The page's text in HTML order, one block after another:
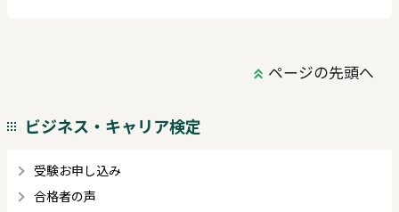
ページの先頭へ
ビジネス・キャリア検定
受験お申し込み
合格者の声